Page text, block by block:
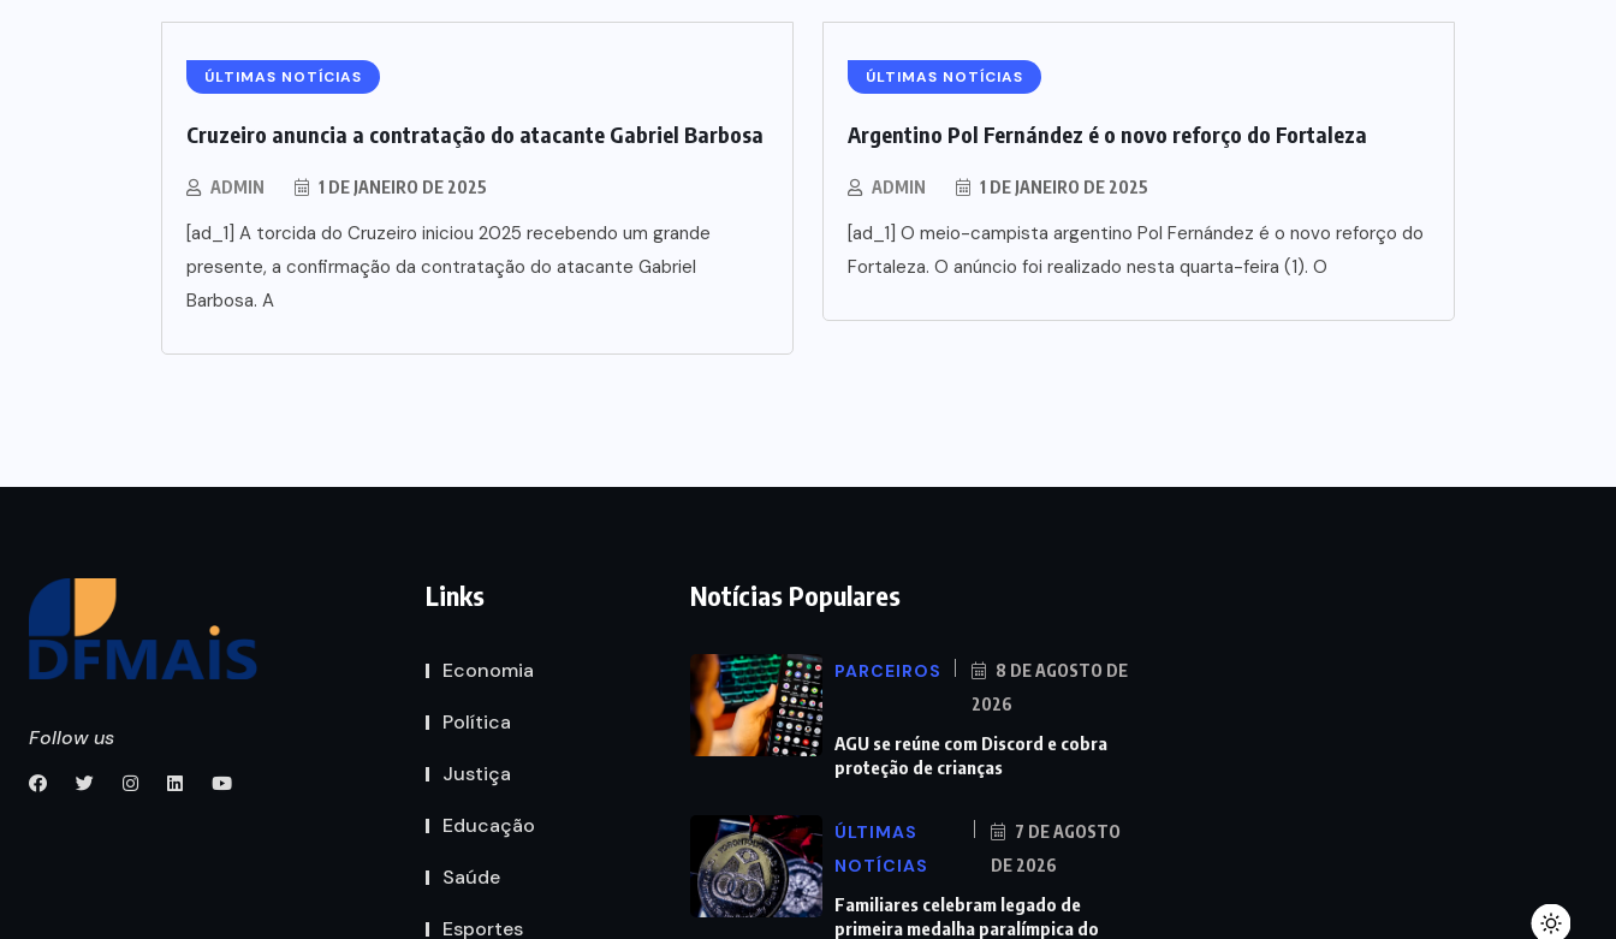
ÚLTIMAS NOTÍCIAS
Cruzeiro anuncia a contratação do atacante Gabriel Barbosa
ADMIN 1 DE JANEIRO DE 2025
[ad_1] A torcida do Cruzeiro iniciou 2025 recebendo um grande
presente, a confirmação da contratação do atacante Gabriel
Barbosa. A
ÚLTIMAS NOTÍCIAS
Argentino Pol Fernández é o novo reforço do Fortaleza
ADMIN 1 DE JANEIRO DE 2025
[ad_1] O meio-campista argentino Pol Fernández é o novo reforço do
Fortaleza. O anúncio foi realizado nesta quarta-feira (1). O
Follow us
Links
Economia
Política
Justiça
Educação
Saúde
Esportes
Notícias Populares
PARCEIROS
8 DE AGOSTO DE
2026
AGU se reúne com Discord e cobra
proteção de crianças
ÚLTIMAS
NOTÍCIAS
7 DE AGOSTO
DE 2026
Familiares celebram legado de
primeira medalha paralímpica do